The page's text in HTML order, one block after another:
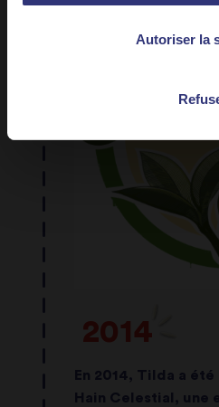
Autoriser la
2014
En 2014, Tilda a
Hain Celestial, une